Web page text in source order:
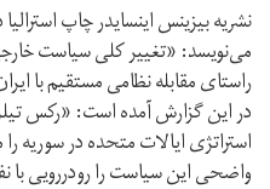
می‌نویسد: «تغییر کلی سیاست
راستای مقابله نظامی مستقیم با
در این گزارش آمده است: «رکس
استراتژی ایالات متحده در
واضحی این سیاست را رودررویی